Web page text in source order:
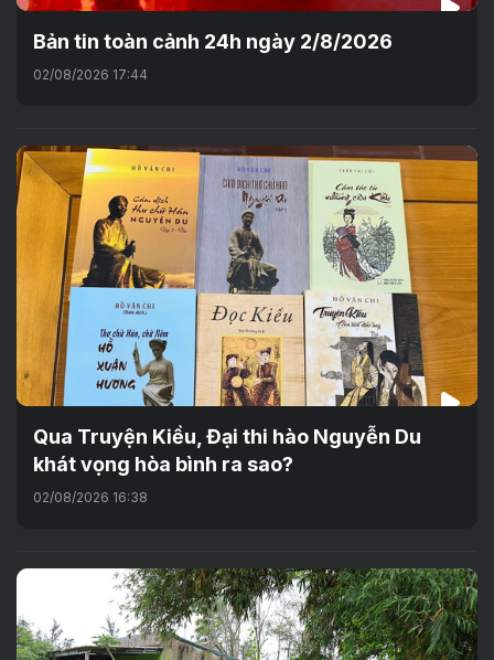
Bản tin toàn cảnh 24h ngày 2/8/2026
02/08/2026 17:44
Qua Truyện Kiều, Đại thi hào Nguyễn Du
khát vọng hòa bình ra sao?
02/08/2026 16:38